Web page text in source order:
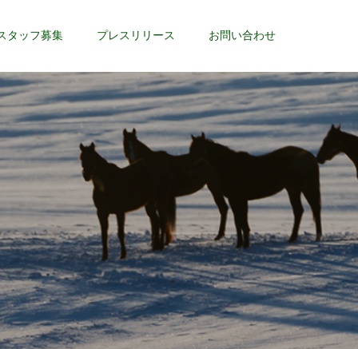
タッフ募集 プレスリリース お問い合わせ